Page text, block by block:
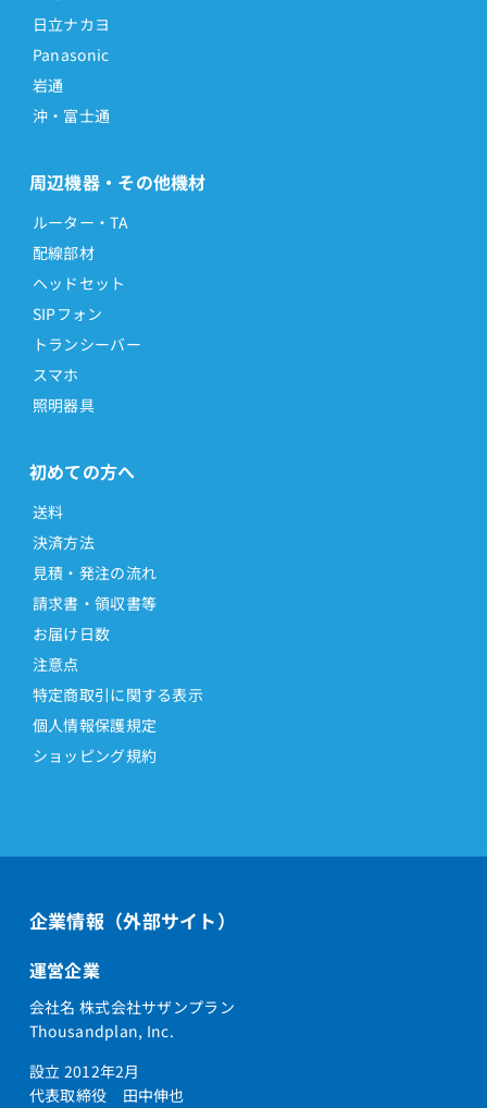
日立ナカヨ
Panasonic
岩通
沖・富士通
周辺機器・その他機材
ルーター・TA
配線部材
ヘッドセット
SIPフォン
トランシーバー
スマホ
照明器具
初めての方へ
送料
決済方法
見積・発注の流れ
請求書・領収書等
お届け日数
注意点
特定商取引に関する表示
個人情報保護規定
ショッピング規約
企業情報（外部サイト）
運営企業
会社名 株式会社サザンプラン
Thousandplan, Inc.
設立 2012年2月
代表取締役 田中伸也